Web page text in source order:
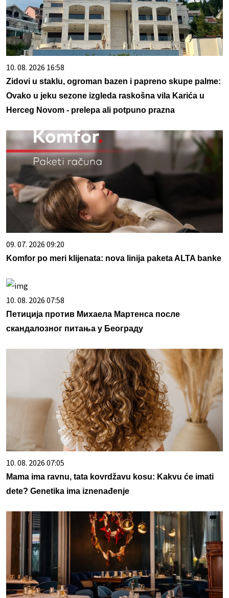
10. 08. 2026 16:58
Zidovi u staklu, ogroman bazen i papreno skupe palme:
Ovako u jeku sezone izgleda raskošna vila Karića u
Herceg Novom - prelepa ali potpuno prazna
09. 07. 2026 09:20
Komfor po meri klijenata: nova linija paketa ALTA banke
10. 08. 2026 07:58
Петиција против Михаела Мартенса после
скандалозног питања у Београду
10. 08. 2026 07:05
Mama ima ravnu, tata kovrdžavu kosu: Kakvu će imati
dete? Genetika ima iznenađenje